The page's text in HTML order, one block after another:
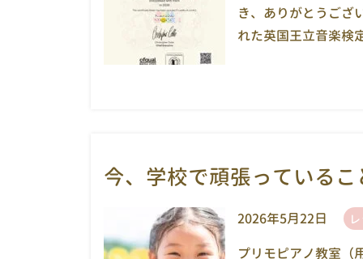
き、ありがとうござ
れた英国王立音楽
今、学校で頑張っているこ
2026年5月22日
プリモピアノ教室（